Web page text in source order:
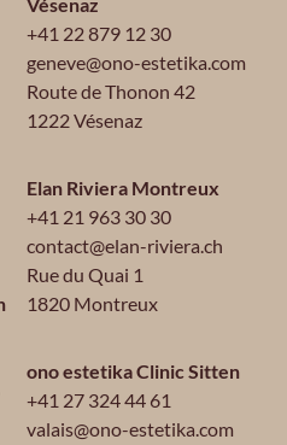
+41 22 879 12 30
geneve@ono-estetika.com
Route de Thonon 42
1222 Vésenaz
Elan Riviera Montreux
+41 21 963 30 30
contact@elan-riviera.ch
Rue du Quai 1
1820 Montreux
ono estetika Clinic Sitten
+41 27 324 44 61
valais@ono-estetika.com